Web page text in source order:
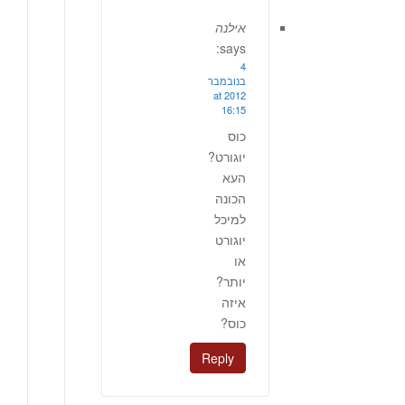
אילנה
says:
4
בנובמבר
2012 at
16:15
כוס
יוגורט?
העא
הכונה
למיכל
יוגורט
או
יותר?
איזה
כוס?
Reply